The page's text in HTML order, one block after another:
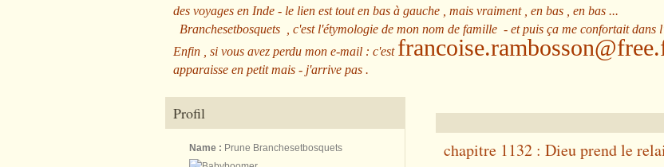
des voyages en Inde - le lien est tout en bas à gauche , mais vraiment , en bas , en bas ...
Branchesetbosquets
, c'est l'étymologie de mon nom de famille - et puis ça me confortait dans
Enfin , si vous avez perdu mon e-mail : c'est
apparaisse en petit mais - j'arrive pas .
Profil
Name : Prune Branchesetbosquets chapitre 1132 : Dieu prend le